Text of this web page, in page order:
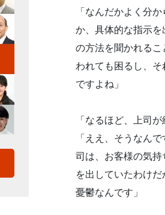
「なんだかよく分
か、具体的な指示
の方法を聞かれる
われても困るし、
ですよね」
「なるほど、上司
「ええ、そうなん
司は、お客様の気持
を出していたわけ
憂鬱なんです」